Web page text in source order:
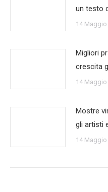
un testo
14 Maggio
Migliori
crescita
14 Maggio
Mostre
gli artisti
14 Maggio